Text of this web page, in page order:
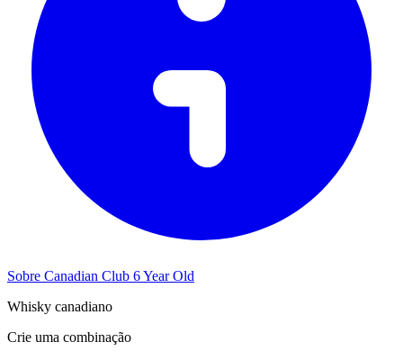
Sobre Canadian Club 6 Year Old
Whisky canadiano
Crie uma combinação